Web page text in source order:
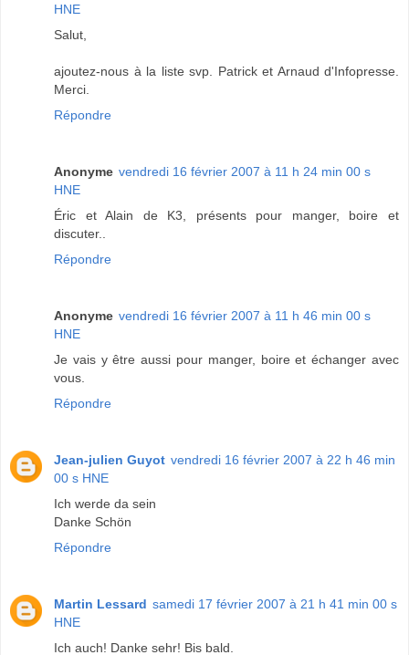
HNE
Salut,
ajoutez-nous à la liste svp. Patrick et Arnaud d'Infopresse.
Merci.
Répondre
Anonyme vendredi 16 février 2007 à 11 h 24 min 00 s
HNE
Éric et Alain de K3, présents pour manger, boire et
discuter..
Répondre
Anonyme vendredi 16 février 2007 à 11 h 46 min 00 s
HNE
Je vais y être aussi pour manger, boire et échanger avec
vous.
Répondre
Jean-julien Guyot vendredi 16 février 2007 à 22 h 46 min
00 s HNE
Ich werde da sein
Danke Schön
Répondre
Martin Lessard samedi 17 février 2007 à 21 h 41 min 00 s
HNE
Ich auch! Danke sehr! Bis bald.